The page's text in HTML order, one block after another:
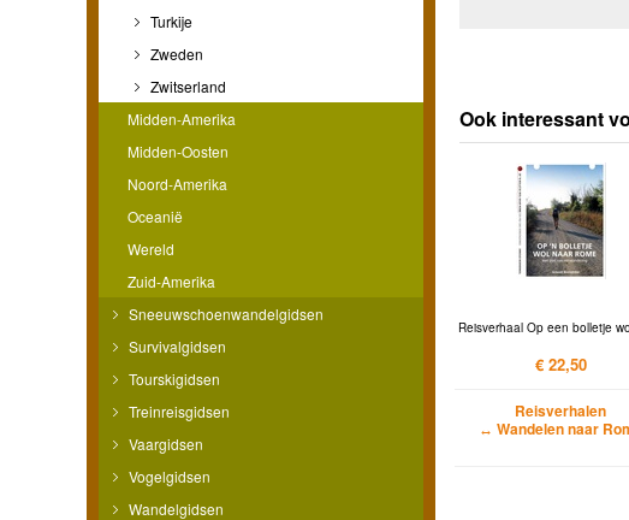
Turkije
Zweden
Zwitserland
Midden-Amerika
Midden-Oosten
Noord-Amerika
Oceanië
Wereld
Zuid-Amerika
Sneeuwschoenwandelgidsen
Survivalgidsen
Tourskigidsen
Treinreisgidsen
Vaargidsen
Vogelgidsen
Wandelgidsen
Ook interessant
Reisverhaal Op een bolletje
€ 22,50
Reisverhalen
↔ Wandelen naar